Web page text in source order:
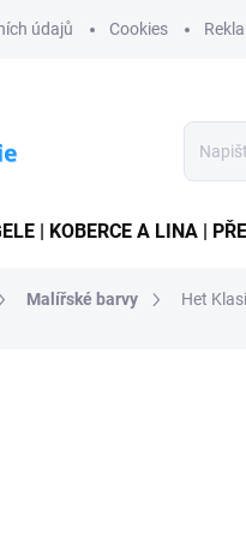
údajů Cookies
| KOBERCE A LINA |
Malířské barvy Het